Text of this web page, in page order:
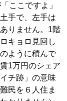
ここですよ」
手で、左手は
りません。1階
キョロ見回し
ように積んで
1万円のシェア
チ跡」の意味
民を６人住ま